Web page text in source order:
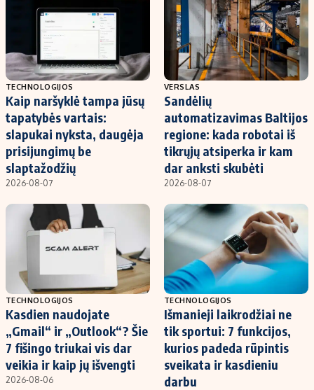
TECHNOLOGIJOS
Kaip naršyklė tampa jūsų
tapatybės vartais:
slapukai nyksta, daugėja
prisijungimų be
slaptažodžių
2026-08-07
VERSLAS
Sandėlių
automatizavimas Baltijos
regione: kada robotai iš
tikrųjų atsiperka ir kam
dar anksti skubėti
2026-08-07
TECHNOLOGIJOS
Kasdien naudojate
„Gmail“ ir „Outlook“? Šie
7 fišingo triukai vis dar
veikia ir kaip jų išvengti
2026-08-06
TECHNOLOGIJOS
Išmanieji laikrodžiai ne
tik sportui: 7 funkcijos,
kurios padeda rūpintis
sveikata ir kasdieniu
darbu